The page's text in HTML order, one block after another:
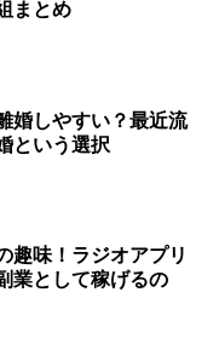
まとめ
婚しやすい？最近流
という選択
趣味！ラジオアプリ
業として稼げるの